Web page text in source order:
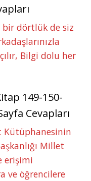
bir dörtlük de siz
Bilgi dolu her
149-150-
Cevapları
Kütüphanesinin
Millet
erişimi
ve öğrencilere